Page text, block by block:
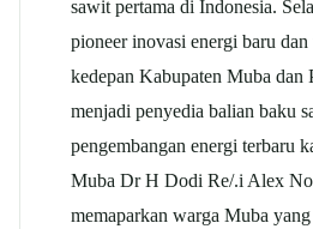
sawit pertama di Indonesia.
pioneer inovasi energi baru
kedepan Kabupaten Muba dan
menjadi penyedia balian baku
pengembangan energi terbaru
Muba Dr H Dodi Re/.i Alex
memaparkan warga Muba